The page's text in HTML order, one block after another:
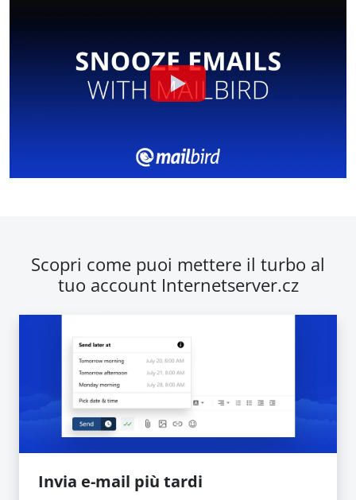
Scopri come puoi mettere il turbo al
tuo account Internetserver.cz
Invia e-mail più tardi